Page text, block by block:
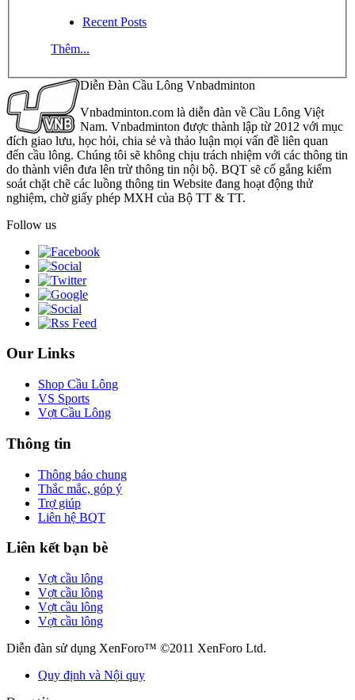
Recent Posts
Thêm...
Diễn Đàn Cầu Lông Vnbadminton
Vnbadminton.com là diễn đàn về Cầu Lông Việt
Nam. Vnbadminton được thành lập từ 2012 với mục
đích giao lưu, học hỏi, chia sẻ và thảo luận mọi vấn đề liên quan
đến cầu lông. Chúng tôi sẽ không chịu trách nhiệm với các thông tin
do thành viên đưa lên trừ thông tin nội bộ. BQT sẽ cố gắng kiểm
soát chặt chẽ các luồng thông tin Website đang hoạt động thử
nghiệm, chờ giấy phép MXH của Bộ TT & TT.
Follow us
Our Links
Shop Cầu Lông
VS Sports
Vợt Cầu Lông
Thông tin
Thông báo chung
Thắc mắc, góp ý
Trợ giúp
Liên hệ BQT
Liên kết bạn bè
Vợt cầu lông
Vợt cầu lông
Vợt cầu lông
Vợt cầu lông
Diễn đàn sử dụng XenForo™ ©2011 XenForo Ltd.
Quy định và Nội quy